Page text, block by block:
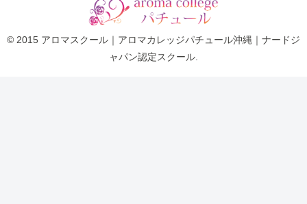
© 2015 アロマスクール｜アロマカレッジパチュール沖縄｜ナードジ
ャパン認定スクール.